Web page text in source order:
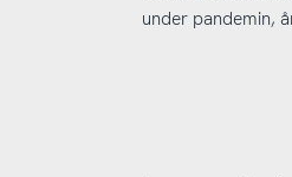
under pandemin,